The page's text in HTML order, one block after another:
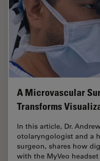
A Microvascular
Transforms
In this article, Dr.
otolaryngologist and a
surgeon, shares how
with the MyVeo